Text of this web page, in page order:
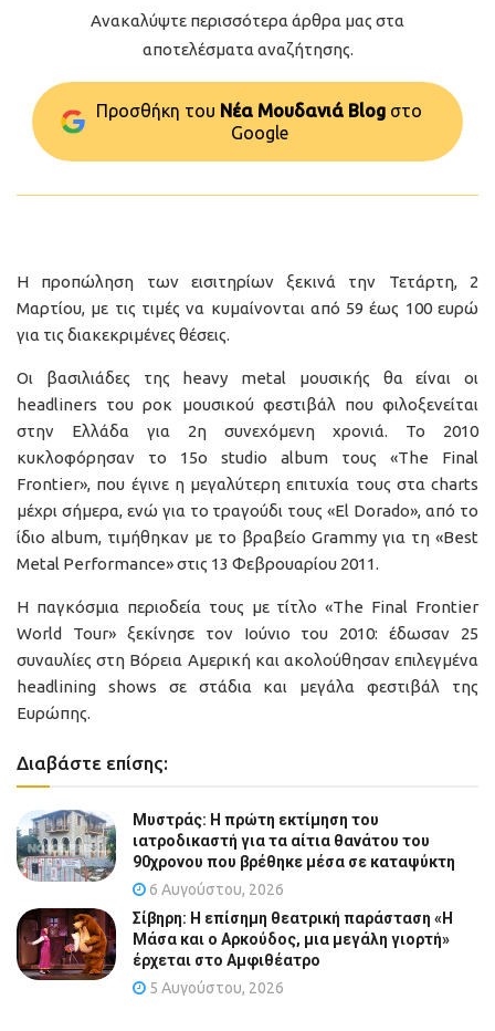
Ανακαλύψτε περισσότερα άρθρα μας στα
αποτελέσματα αναζήτησης.
Προσθήκη του Νέα Μουδανιά Blog στo
Google
Η προπώληση των εισιτηρίων ξεκινά την Τετάρτη, 2
Μαρτίου, με τις τιμές να κυμαίνονται από 59 έως 100 ευρώ
για τις διακεκριμένες θέσεις.
Οι βασιλιάδες της heavy metal μουσικής θα είναι οι
headliners του ροκ μουσικού φεστιβάλ που φιλοξενείται
στην Ελλάδα για 2η συνεχόμενη χρονιά. Το 2010
κυκλοφόρησαν το 15ο studio album τους «The Final
Frontier», που έγινε η μεγαλύτερη επιτυχία τους στα charts
μέχρι σήμερα, ενώ για το τραγούδι τους «El Dorado», από το
ίδιο album, τιμήθηκαν με το βραβείο Grammy για τη «Best
Metal Performance» στις 13 Φεβρουαρίου 2011.
Η παγκόσμια περιοδεία τους με τίτλο «The Final Frontier
World Tour» ξεκίνησε τον Ιούνιο του 2010: έδωσαν 25
συναυλίες στη Βόρεια Αμερική και ακολούθησαν επιλεγμένα
headlining shows σε στάδια και μεγάλα φεστιβάλ της
Ευρώπης.
Διαβάστε επίσης:
Μυστράς: Η πρώτη εκτίμηση του
ιατροδικαστή για τα αίτια θανάτου του
90χρονου που βρέθηκε μέσα σε καταψύκτη
6 Αυγούστου, 2026
Σίβηρη: Η επίσημη θεατρική παράσταση «Η
Μάσα και ο Αρκούδος, μια μεγάλη γιορτή»
έρχεται στο Αμφιθέατρο
5 Αυγούστου, 2026